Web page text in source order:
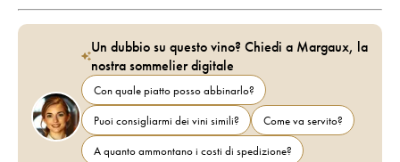
Un dubbio su questo vino? Chiedi a Margaux, la
nostra sommelier digitale
Con quale piatto posso abbinarlo?
Puoi consigliarmi dei vini simili?
Come va servito?
A quanto ammontano i costi di spedizione?